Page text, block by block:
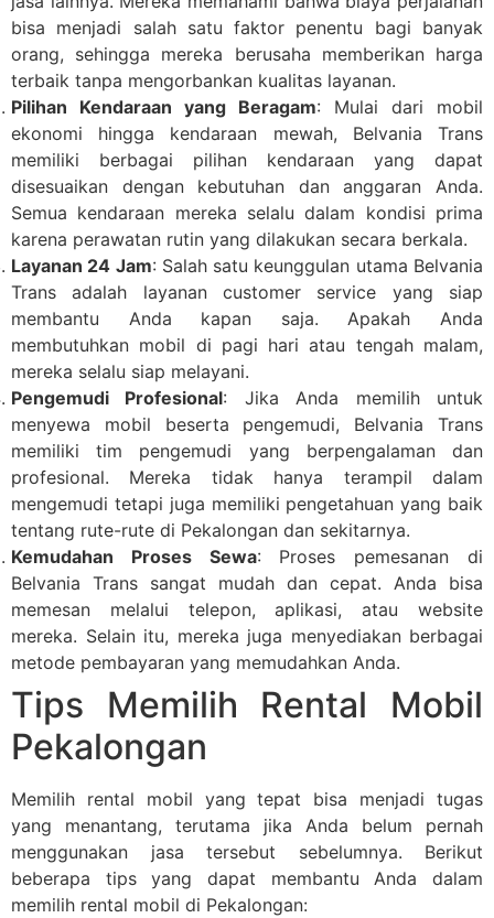
bisa menjadi salah satu faktor penentu bagi banyak
orang, sehingga mereka berusaha memberikan harga
terbaik tanpa mengorbankan kualitas layanan.
Pilihan Kendaraan yang Beragam: Mulai dari mobil
ekonomi hingga kendaraan mewah, Belvania Trans
memiliki berbagai pilihan kendaraan yang dapat
disesuaikan dengan kebutuhan dan anggaran Anda.
Semua kendaraan mereka selalu dalam kondisi prima
karena perawatan rutin yang dilakukan secara berkala.
Layanan 24 Jam: Salah satu keunggulan utama Belvania
Trans adalah layanan customer service yang siap
membantu Anda kapan saja. Apakah Anda
membutuhkan mobil di pagi hari atau tengah malam,
mereka selalu siap melayani.
Pengemudi Profesional: Jika Anda memilih untuk
menyewa mobil beserta pengemudi, Belvania Trans
memiliki tim pengemudi yang berpengalaman dan
profesional. Mereka tidak hanya terampil dalam
mengemudi tetapi juga memiliki pengetahuan yang baik
tentang rute-rute di Pekalongan dan sekitarnya.
Kemudahan Proses Sewa: Proses pemesanan di
Belvania Trans sangat mudah dan cepat. Anda bisa
memesan melalui telepon, aplikasi, atau website
mereka. Selain itu, mereka juga menyediakan berbagai
metode pembayaran yang memudahkan Anda.
Tips Memilih Rental Mobil
Pekalongan
Memilih rental mobil yang tepat bisa menjadi tugas
yang menantang, terutama jika Anda belum pernah
menggunakan jasa tersebut sebelumnya. Berikut
beberapa tips yang dapat membantu Anda dalam
memilih rental mobil di Pekalongan: